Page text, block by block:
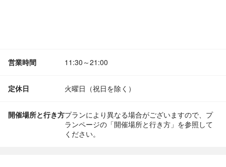
営業時間 11:30～21:00
定休日 火曜日（祝日を除く）
開催場所と行き方プランにより異なる場合がございますので、プ
ランページの「開催場所と行き方」を参照して
ください。